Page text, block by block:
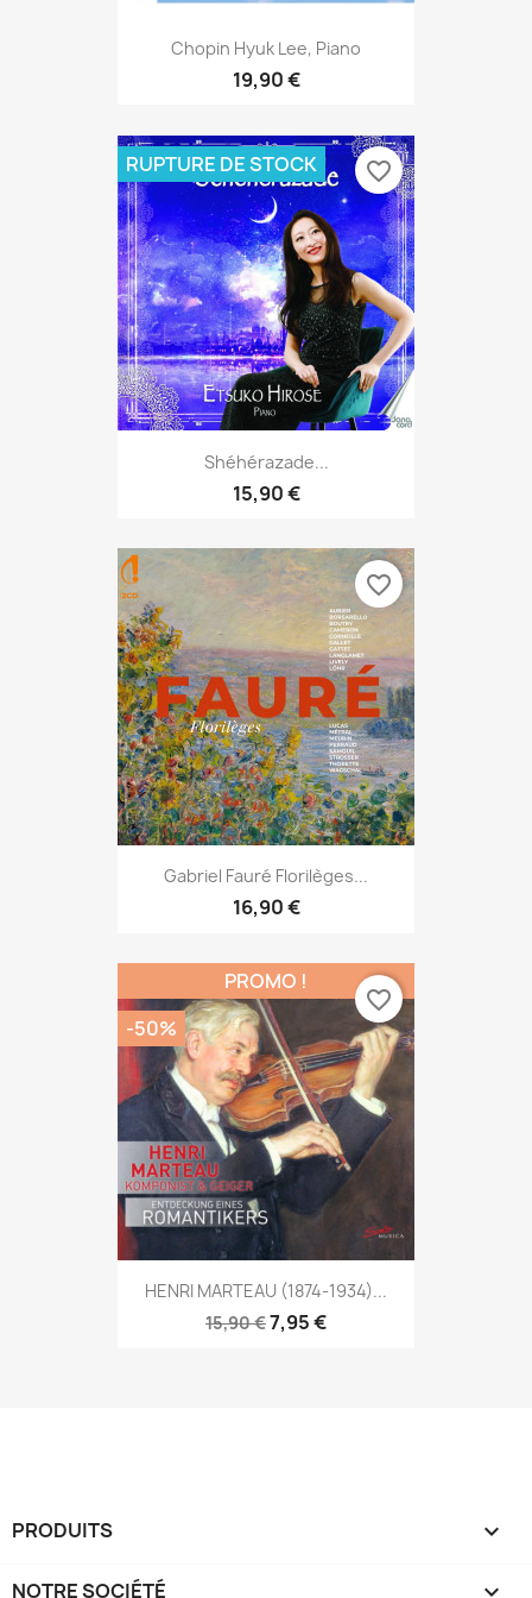
Chopin Hyuk Lee, Piano
19,90 €
Shéhérazade...
15,90 €
RUPTURE DE STOCK favorite_border
Gabriel Fauré Florilèges...
16,90 €
favorite_border
HENRI MARTEAU (1874-1934)...
15,90 €7,95 €
PROMO !
-50%
favorite_border
PRODUITS 
NOTRE SOCIÉTÉ 